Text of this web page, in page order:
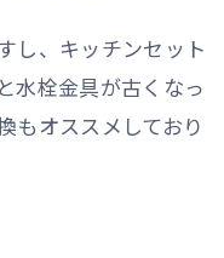
し、キッチンセット
水栓金具が古くなっ
もオススメしており